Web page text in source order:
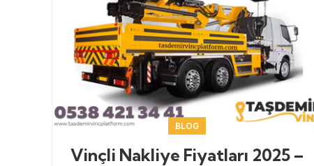
BLOG
Vinçli Nakliye Fiyatları 2025 –